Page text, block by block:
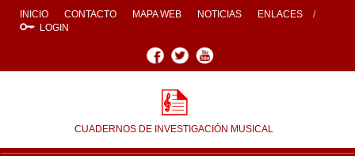
INICIO CONTACTO MAPA WEB NOTICIAS
ENLACES
LOGIN
Facebook
TwitterYoutube
CUADERNOS DE INVESTIGACIÓN MUSICAL